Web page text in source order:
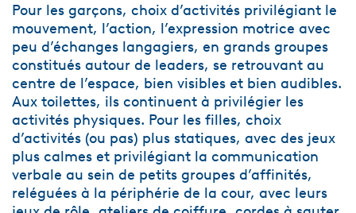
Pour les garçons, choix d’activités privilégiant le
mouvement, l’action, l’expression motrice avec
peu d’échanges langagiers, en grands groupes
constitués autour de leaders, se retrouvant au
centre de l’espace, bien visibles et bien audibles.
Aux toilettes, ils continuent à privilégier les
activités physiques. Pour les filles, choix
d’activités (ou pas) plus statiques, avec des jeux
plus calmes et privilégiant la communication
verbale au sein de petits groupes d’affinités,
reléguées à la périphérie de la cour, avec leurs